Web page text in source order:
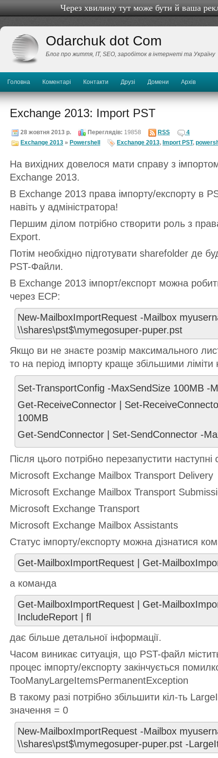
Через хвилину тут може бути й ваша
Odarchuk dot Com
Блог про життя, IТ, SEO, заробіток в інтернеті та Україну
Головна Коментарі Контакти Друзі Домени Архів
Exchange 2013: Import PST
28 жовтня 2013 р. Переглядів: 19858 RSS
4
Exchange 2013 » Powershell Exchange 2013, Import PST,
На вихідних довелося мати справу з
Exchange 2013.
В Exchange 2013 права імпорту/експорту в
навіть у адміністратора!
Першим ділом потрібно створити роль з
Export.
Потім необхідно підготувати sharefolder де
PST-Файли.
В Exchange 2013 імпорт/експорт можна
через ECP:
New-MailboxImportRequest -Mailbox
\\shares\pst$\mymegosuper-puper.pst
Якщо ви не знаєте розмір максимального
то на період імпорту краще збільшими ліміти
Set-TransportConfig -MaxSendSize 100MB -
Get-ReceiveConnector | Set-
100MB
Get-SendConnector | Set-SendConnector -
Після цього потрібно перезапустити
Microsoft Exchange Mailbox Transport Delivery
Microsoft Exchange Mailbox Transport
Microsoft Exchange Transport
Microsoft Exchange Mailbox Assistants
Статус імпорту/експорту можна дізнатися
Get-MailboxImportRequest | Get-
а команда
Get-MailboxImportRequest | Get-
IncludeReport | fl
дає більше детальної інформації.
Часом виникає ситуація, що PST-файл
процес імпорту/експорту закінчується
TooManyLargeItemsPermanentException
В такому разі потрібно збільшити кіл-ть
значення = 0
New-MailboxImportRequest -Mailbox
\\shares\pst$\mymegosuper-puper.pst -